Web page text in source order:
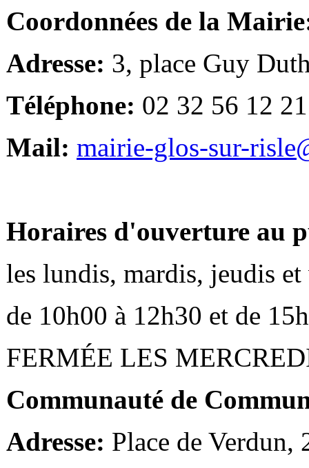
Coordonnées de la
Adresse: 3, place Guy
Téléphone: 02 32 56 12 21
Mail: mairie-glos-sur-
Horaires d'ouverture au
les lundis, mardis, jeudis et
de 10h00 à 12h30 et de
FERMÉE LES
Communauté de
Adresse: Place de Verdun,